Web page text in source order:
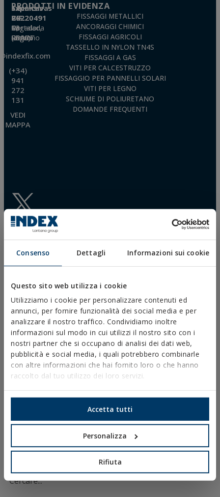
Consenso Dettagli Informazioni sui cookie
Questo sito web utilizza i cookie
Utilizziamo i cookie per personalizzare contenuti ed
annunci, per fornire funzionalità dei social media e per
analizzare il nostro traffico. Condividiamo inoltre
informazioni sul modo in cui utilizzi il nostro sito con i
nostri partner che si occupano di analisi dei dati web,
pubblicità e social media, i quali potrebbero combinarle
con altre informazioni che hai fornito loro o che hanno
raccolto dal tuo utilizzo dei loro servizi.
Accetta tutti
Personalizza
Rifiuta
Valentín Gómez, Direttore, insieme a una fotocopia della sua carta d'identità, a
TÉCNICAS EXPANSIVAS SL | P.I. La Portalada II | c/ Segador 13, 26006 | Logroño (La
Rioja) o inviando un’email al seguente indirizzo info@indexfix.com.
Técnicas Expansivas S.L.
CIF: B-26220491
P. I. La Portalada II, C/ Segador, 13
26006 · Logroño (La Rioja) · SPAIN
(+34)
941
272
131
VEDI
MAPPA
PRODOTTI IN EVIDENZA
FISSAGGI METALLICI
ANCORAGGI CHIMICI
FISSAGGI AGRICOLI
TASSELLO IN NYLON TN4S
FISSAGGI A GAS
VITI PER CALCESTRUZZO
FISSAGGIO PER PANNELLI SOLARI
VITI PER LEGNO
SCHIUME DI POLIURETANO
DOMANDE FREQUENTI
CATALOGHI
SCHEDE TECNICHE
SCHEDE DI SICUREZZA
OMOLOGAZIONI
DOP
SOFTWARE
DOCUMENTI CAD
RISORSE CYPE
Politica sulla Privacy
Condizioni di Vendita